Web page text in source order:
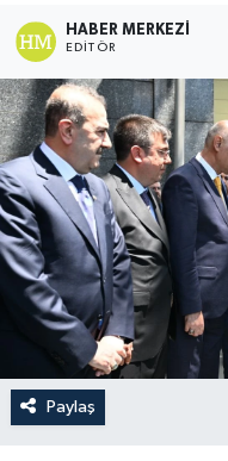
HABER MERKEZI
EDITÖR
Paylaş